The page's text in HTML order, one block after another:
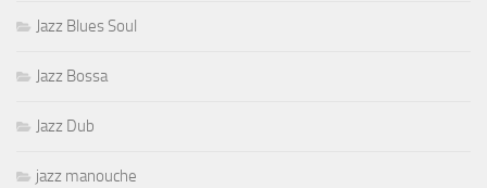
Jazz Blues Soul
Jazz Bossa
Jazz Dub
jazz manouche